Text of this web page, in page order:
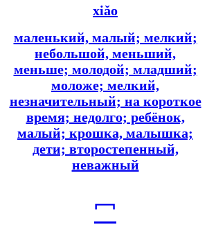
xiǎo
маленький, малый; мелкий;
небольшой, меньший,
меньше; молодой; младший;
моложе; мелкий,
незначительный; на короткое
время; недолго; ребёнок,
малый; крошка, малышка;
дети; второстепенный,
неважный
冖